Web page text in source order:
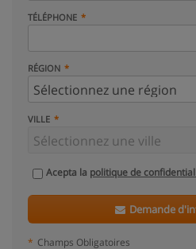
TÉLÉPHONE
RÉGION
VILLE
Acepta la politique de
Demande
* Champs Obligatoires